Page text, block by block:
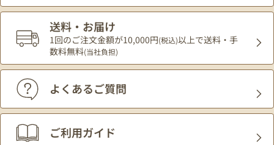
送料・お届け
1回のご注文金額が10,000円(税込)以上で送料・手
数料無料(当社負担)
よくあるご質問
ご利用ガイド